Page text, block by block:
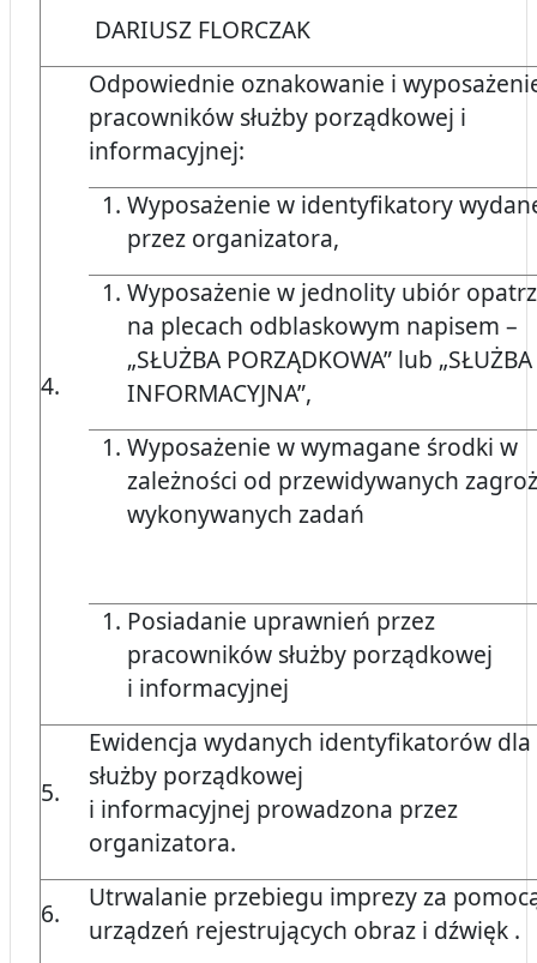
DARIUSZ FLORCZAK
4.
Odpowiednie oznakowanie i
pracowników służby porządkowej i
informacyjnej:
Wyposażenie w identyfikatory
przez organizatora,
Wyposażenie w jednolity ubiór
na plecach odblaskowym napisem –
„SŁUŻBA PORZĄDKOWA” lub „SŁUŻBA
INFORMACYJNA”,
Wyposażenie w wymagane środki w
zależności od przewidywanych
wykonywanych zadań
Posiadanie uprawnień przez
pracowników służby porządkowej
i informacyjnej
5.
Ewidencja wydanych identyfikatorów dla
służby porządkowej
i informacyjnej prowadzona przez
organizatora.
6.
Utrwalanie przebiegu imprezy za
urządzeń rejestrujących obraz i dźwięk .